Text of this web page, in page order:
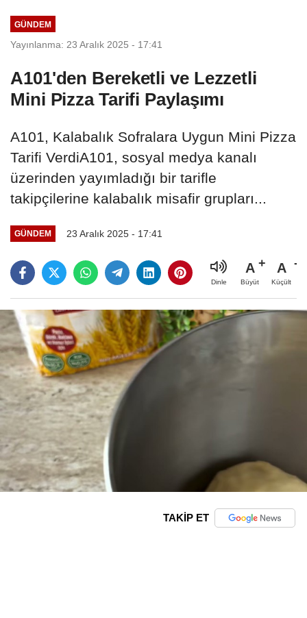
GÜNDEM
Yayınlanma: 23 Aralık 2025 - 17:41
A101'den Bereketli ve Lezzetli
Mini Pizza Tarifi Paylaşımı
A101, Kalabalık Sofralara Uygun Mini Pizza
Tarifi VerdiA101, sosyal medya kanalı
üzerinden yayımladığı bir tarifle
takipçilerine kalabalık misafir grupları...
GÜNDEM 23 Aralık 2025 - 17:41
Dinle
A
Büyüt
A
Küçült
TAKİP ET